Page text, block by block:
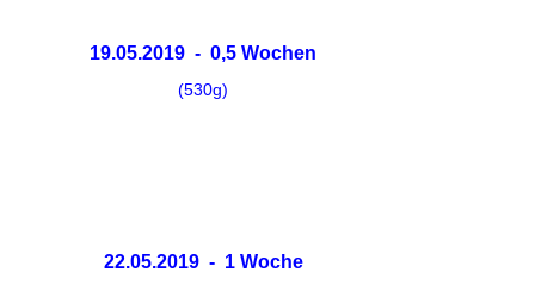
19.05.2019 - 0,5 Wochen
(530g)
22.05.2019 - 1 Woche